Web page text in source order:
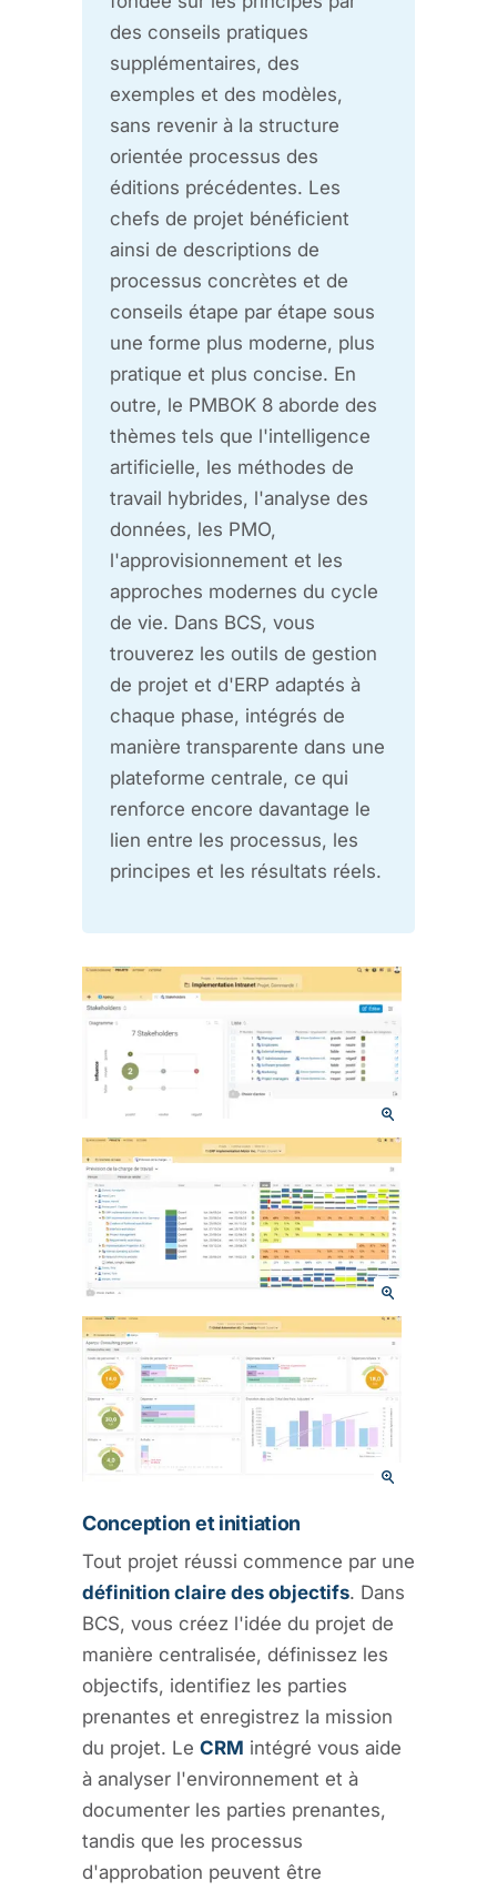
des conseils pratiques
supplémentaires, des
exemples et des modèles,
sans revenir à la structure
orientée processus des
éditions précédentes. Les
chefs de projet bénéficient
ainsi de descriptions de
processus concrètes et de
conseils étape par étape sous
une forme plus moderne, plus
pratique et plus concise. En
outre, le PMBOK 8 aborde des
thèmes tels que l'intelligence
artificielle, les méthodes de
travail hybrides, l'analyse des
données, les PMO,
l'approvisionnement et les
approches modernes du cycle
de vie. Dans BCS, vous
trouverez les outils de gestion
de projet et d'ERP adaptés à
chaque phase, intégrés de
manière transparente dans une
plateforme centrale, ce qui
renforce encore davantage le
lien entre les processus, les
principes et les résultats réels.
Conception et initiation
Tout projet réussi commence par une
définition claire des objectifs. Dans
BCS, vous créez l'idée du projet de
manière centralisée, définissez les
objectifs, identifiez les parties
prenantes et enregistrez la mission
du projet. Le CRM intégré vous aide
à analyser l'environnement et à
documenter les parties prenantes,
tandis que les processus
d'approbation peuvent être